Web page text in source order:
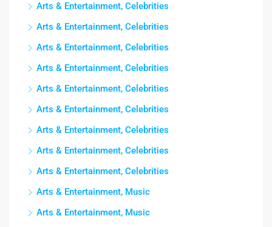
Arts & Entertainment, Celebrities
Arts & Entertainment, Celebrities
Arts & Entertainment, Celebrities
Arts & Entertainment, Celebrities
Arts & Entertainment, Celebrities
Arts & Entertainment, Celebrities
Arts & Entertainment, Celebrities
Arts & Entertainment, Celebrities
Arts & Entertainment, Celebrities
Arts & Entertainment, Music
Arts & Entertainment, Music